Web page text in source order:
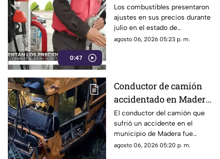
0:47
variaciones en
Chihuahua durante
julio | VIDEO
Los combustibles presentaron
ajustes en sus precios durante
julio en el estado de
Chihuahua.
agosto 06, 2026 05:23 p. m.
Conductor de camión
accidentado en Madera
obtiene libertad bajo
reservas; Fiscalía
continúa investigación
El conductor del camión que
sufrió un accidente en el
municipio de Madera fue
puesto en libertad bajo
agosto 06, 2026 05:20 p. m.